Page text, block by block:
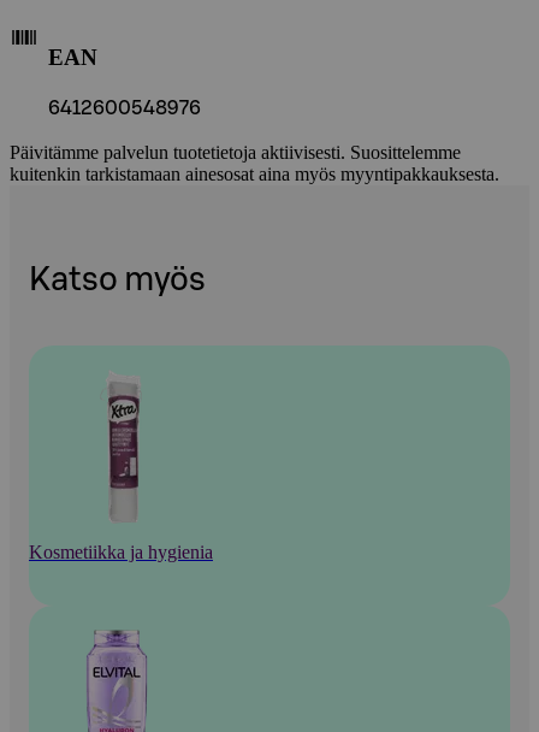
EAN
6412600548976
Päivitämme palvelun tuotetietoja aktiivisesti. Suosittelemme
kuitenkin tarkistamaan ainesosat aina myös myyntipakkauksesta.
Katso myös
Kosmetiikka ja hygienia